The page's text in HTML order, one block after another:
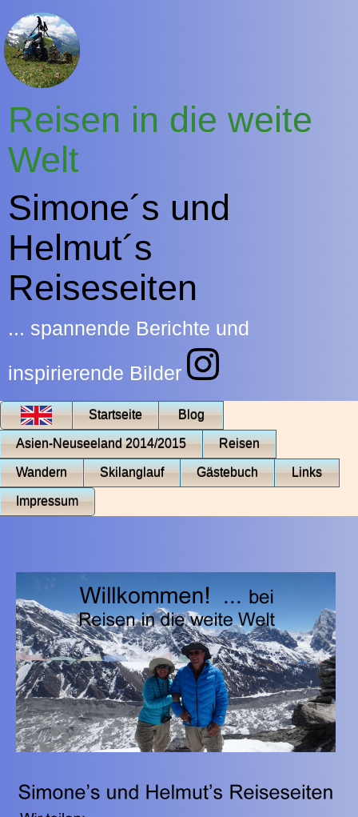
Reisen in die weite
Welt
Simone´s und
Helmut´s
Reiseseiten
... spannende Berichte und
inspirierende Bilder
Startseite Blog
Asien-Neuseeland 2014/2015 Reisen
Wandern Skilanglauf Gästebuch Links
Impressum